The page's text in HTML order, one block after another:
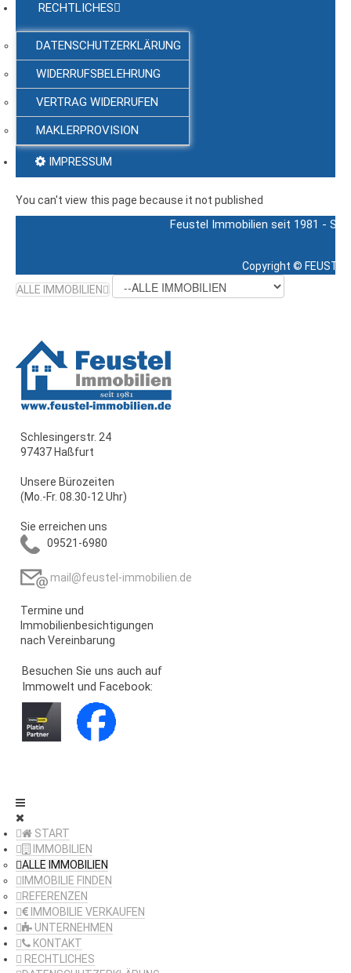
RECHTLICHES
DATENSCHUTZERKLÄRUNG
WIDERRUFSBELEHRUNG
VERTRAG WIDERRUFEN
MAKLERPROVISION
IMPRESSUM
You can't view this page because it not published
Feustel Immobilien seit 1981 -
Copyright ©
ALLE IMMOBILIEN
Schlesingerstr. 24
97437 Haßfurt
Unsere Bürozeiten
(Mo.-Fr. 08.30-12 Uhr)
Sie erreichen uns
09521-6980
mail@feustel-immobilien.de
Termine und
Immobilienbesichtigungen
nach Vereinbarung
Besuchen Sie uns auch auf
Immowelt und Facebook:
START
IMMOBILIEN
ALLE IMMOBILIEN
IMMOBILIE FINDEN
REFERENZEN
IMMOBILIE VERKAUFEN
UNTERNEHMEN
KONTAKT
RECHTLICHES